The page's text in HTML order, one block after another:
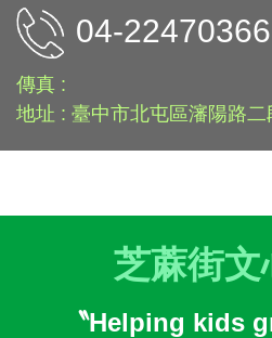
04-22470366
傳真 :
地址 : 臺中市北屯區瀋陽路二
芝蔴街文
〝Helping kids